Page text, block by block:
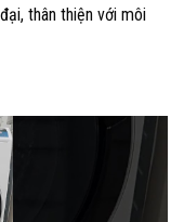
thân thiện với môi